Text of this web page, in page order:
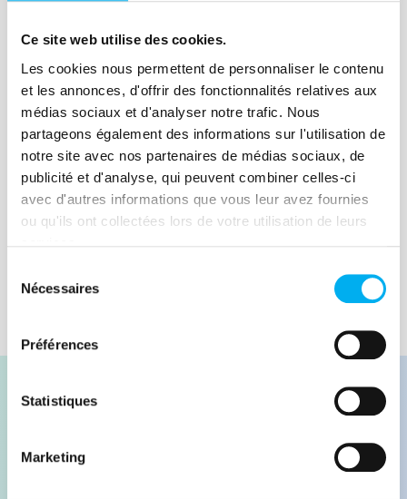
Ce site web utilise des cookies.
Les cookies nous permettent de personnaliser le contenu
et les annonces, d'offrir des fonctionnalités relatives aux
médias sociaux et d'analyser notre trafic. Nous
partageons également des informations sur l'utilisation de
notre site avec nos partenaires de médias sociaux, de
publicité et d'analyse, qui peuvent combiner celles-ci
avec d'autres informations que vous leur avez fournies
ou qu'ils ont collectées lors de votre utilisation de leurs
Nécessaires
Préférences
Statistiques
Marketing
07 juillet 2022 Risk management
Découvrez dès maintenant le quatrième
épisode de la saison 2 du podcast
Ellisphere dédié aux tendances 2022 de
la data science.
Lire la suite